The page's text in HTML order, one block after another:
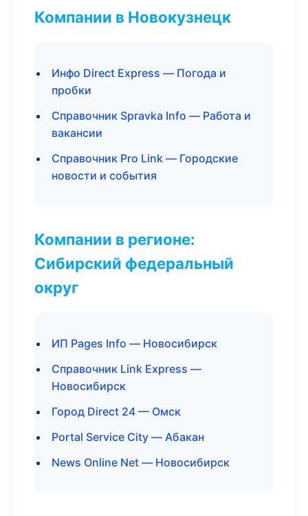
Компании в Новокузнецк
Инфо Direct Express — Погода и
пробки
Справочник Spravka Info — Работа и
вакансии
Справочник Pro Link — Городские
новости и события
Компании в регионе:
Сибирский федеральный
округ
ИП Pages Info — Новосибирск
Справочник Link Express —
Новосибирск
Город Direct 24 — Омск
Portal Service City — Абакан
News Online Net — Новосибирск